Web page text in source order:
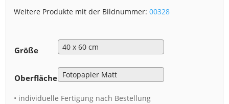
Weitere Produkte mit der Bildnummer:00328
Größe
Oberfläche
• individuelle Fertigung nach Bestellung